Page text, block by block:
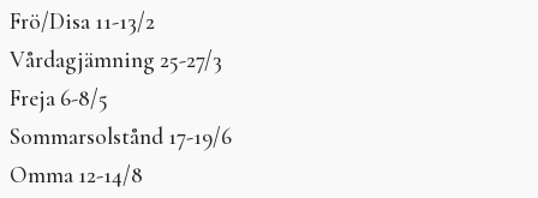
Frö/Disa 11-13/2
Vårdagjämning 25-27/3
Freja 6-8/5
Sommarsolstånd 17-19/6
Omma 12-14/8